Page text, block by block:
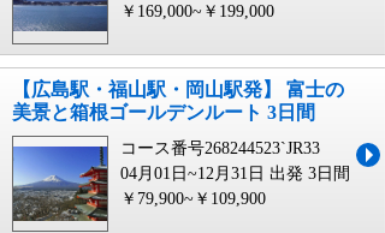
￥169,000~￥199,000
【広島駅・福山駅・岡山駅発】 富士の
美景と箱根ゴールデンルート 3日間
コース番号268244523`JR33
04月01日~12月31日 出発 3日間
￥79,900~￥109,900